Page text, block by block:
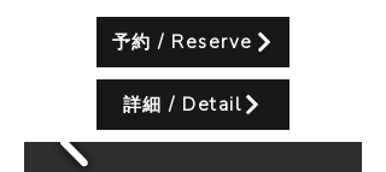
予約 / Reserve
詳細 / Detail